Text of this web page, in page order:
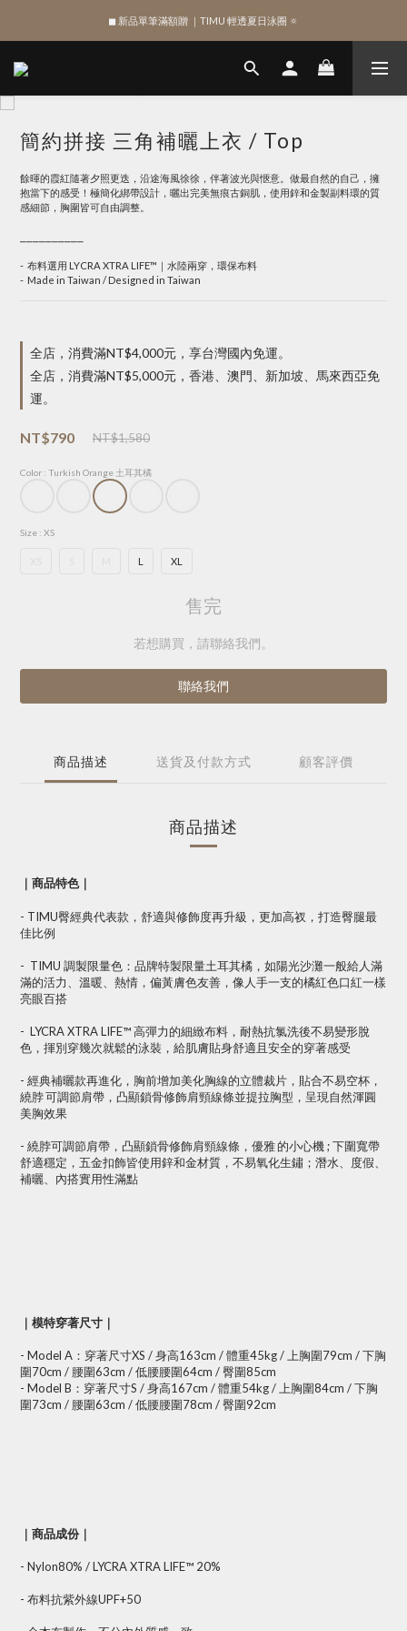
綁定 LINE 註冊新會員，獲得 $100 購物金
◼︎ 新品單筆滿額贈 ｜TIMU 輕透夏日泳圈 🔅
綁定 LINE 註冊新會員，獲得 $100 購物金
簡約拼接 三角補曬上衣 / Top
餘暉的霞紅隨著夕照更迭，沿途海風徐徐，伴著波光與愜意。做最自然的自己，擁
抱當下的感受！極簡化綁帶設計，曬出完美無痕古銅肌，使用鋅和金製副料環的質
感細節，胸圍皆可自由調整。
-  布料選用 LYCRA XTRA LIFE™｜水陸兩穿，環保布料
-  Made in Taiwan / Designed in Taiwan
全店，消費滿NT$4,000元，享台灣國內免運。
全店，消費滿NT$5,000元，香港、澳門、新加坡、馬來西亞免
運。
NT$790 NT$1,580
Color : Turkish Orange 土耳其橘
Size : XS
L XL
售完
若想購買，請聯絡我們。
聯絡我們
商品描述 送貨及付款方式 顧客評價
商品描述
｜商品特色｜
- TIMU臀經典代表款，舒適與修飾度再升級，更加高衩，打造臀腿最
佳比例
- TIMU 調製限量色：品牌特製限量土耳其橘，如陽光沙灘一般給人滿
滿的活力、溫暖、熱情，偏黃膚色友善，像人手一支的橘紅色口紅一樣
亮眼百搭
- LYCRA XTRA LIFE™ 高彈力的細緻布料，耐熱抗氯洗後不易變形脫
色，揮別穿幾次就鬆的泳裝，給肌膚貼身舒適且安全的穿著感受
- 經典補曬款再進化，胸前增加美化胸線的立體裁片， 貼合不易空杯，
繞脖可調節肩帶，凸顯鎖骨修飾肩頸線條並提拉胸型， 呈現自然渾圓
美胸效果
- 繞脖可調節肩帶，凸顯鎖骨修飾肩頸線條，優雅的小心機 ; 下圍寬帶
舒適穩定，五金扣飾皆使用鋅和金材質，不易氧化生鏽；潛水、度假、
補曬、內搭實用性滿點
｜模特穿著尺寸｜
- Model A：穿著尺寸XS / 身高163cm / 體重45kg / 上胸圍79cm / 下胸
圍70cm / 腰圍63cm / 低腰腰圍64cm / 臀圍85cm
- Model B：穿著尺寸S / 身高167cm / 體重54kg / 上胸圍84cm / 下胸
圍73cm / 腰圍63cm / 低腰腰圍78cm / 臀圍92cm
｜商品成份｜
- Nylon80% / LYCRA XTRA LIFE™ 20%
- 布料抗紫外線UPF+50